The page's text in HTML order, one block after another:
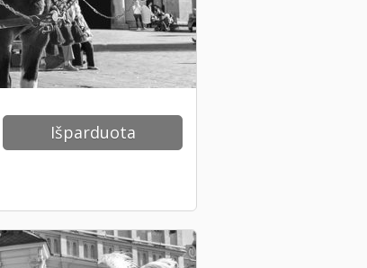
Išparduota